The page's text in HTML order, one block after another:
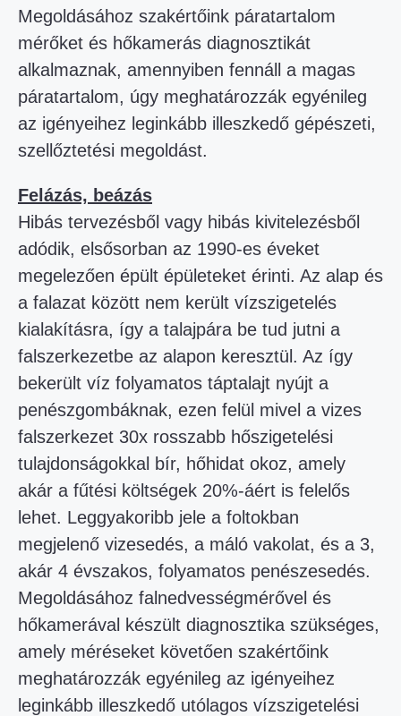
Megoldásához szakértőink páratartalom
mérőket és hőkamerás diagnosztikát
alkalmaznak, amennyiben fennáll a magas
páratartalom, úgy meghatározzák egyénileg
az igényeihez leginkább illeszkedő gépészeti,
szellőztetési megoldást.
Felázás, beázás
Hibás tervezésből vagy hibás kivitelezésből
adódik, elsősorban az 1990-es éveket
megelezően épült épületeket érinti. Az alap és
a falazat között nem került vízszigetelés
kialakításra, így a talajpára be tud jutni a
falszerkezetbe az alapon keresztül. Az így
bekerült víz folyamatos táptalajt nyújt a
penészgombáknak, ezen felül mivel a vizes
falszerkezet 30x rosszabb hőszigetelési
tulajdonságokkal bír, hőhidat okoz, amely
akár a fűtési költségek 20%-áért is felelős
lehet. Leggyakoribb jele a foltokban
megjelenő vizesedés, a máló vakolat, és a 3,
akár 4 évszakos, folyamatos penészesedés.
Megoldásához falnedvességmérővel és
hőkamerával készült diagnosztika szükséges,
amely méréseket követően szakértőink
meghatározzák egyénileg az igényeihez
leginkább illeszkedő utólagos vízszigetelési